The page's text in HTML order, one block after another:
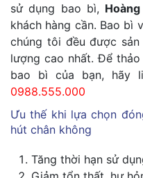
sử dụng bao bì,
khách hàng cần. Bao bì
chúng tôi đều được
lượng cao nhất. Để
bao bì của bạn, hãy
0988.555.000
Ưu thế khi lựa chọn
hút chân không
Tăng thời hạn sử